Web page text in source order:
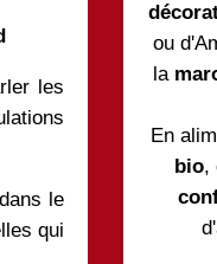
les
le
qui
ou
la
En
bio,